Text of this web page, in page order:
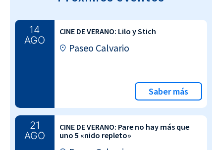
14
AGO
CINE DE VERANO: Lilo y Stich
Paseo Calvario
Saber más
21
AGO
CINE DE VERANO: Pare no hay más que
uno 5 «nido repleto»